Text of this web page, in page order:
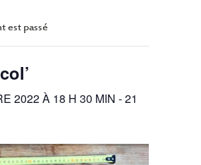
est passé
2022 À 18 H 30 MIN -21